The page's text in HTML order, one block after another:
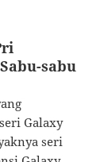
sabu
Galaxy
seri